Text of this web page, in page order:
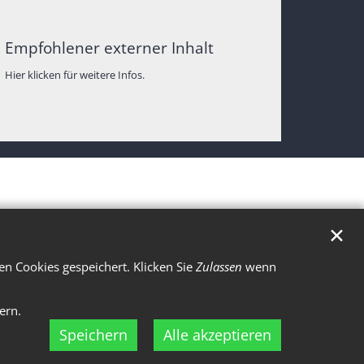
Cookies gespeichert. Klicken Sie Zulassen wenn
Speichern Alle akzeptieren
✕
Empfohlener externer Inhalt
Hier klicken für weitere Infos.